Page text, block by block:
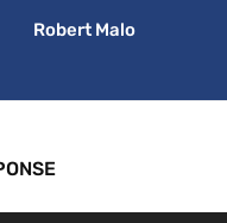
Robert Malo